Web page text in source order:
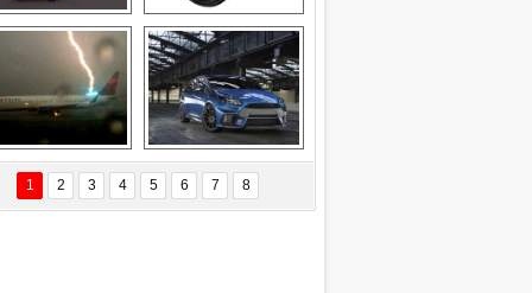
Savaş uçağı
pilotundan
muhteşem gösteri
Sony Alpha 7R II ön
inceleme
Delta uçağına
yıldırım çarptı
Ford Focus RS
(2015)
1 2 3 4 5 6 7 8